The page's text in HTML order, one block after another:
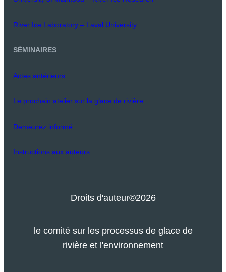
River Ice Laboratory – Laval University
SÉMINAIRES
Actes antérieurs
Le prochain atelier sur la glace de rivière
Demeurez informé
Instructions aux auteurs
Droits d'auteur©2026
le comité sur les processus de glace de
rivière et l'environnement